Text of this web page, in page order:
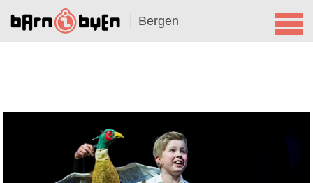
Bergen